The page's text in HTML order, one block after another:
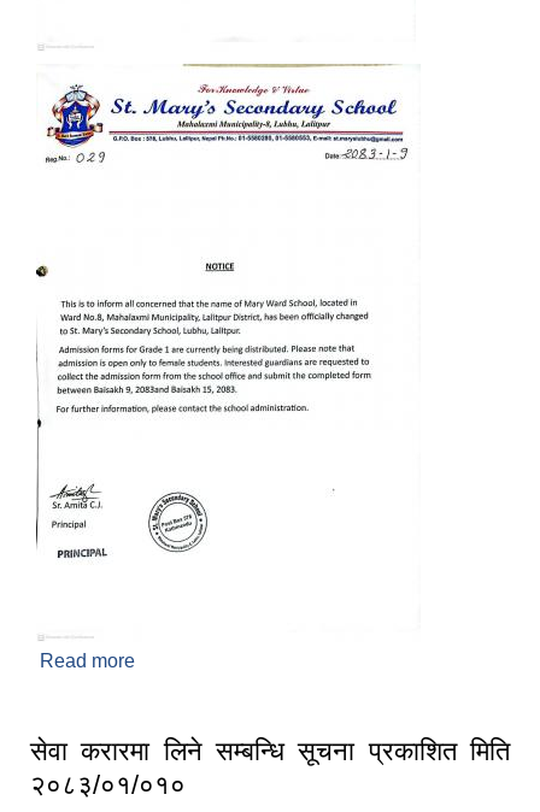
Read more
सेवा करारमा लिने सम्बन्धि सूचना प्रकाशित मिति
२०८३/०१/०१०